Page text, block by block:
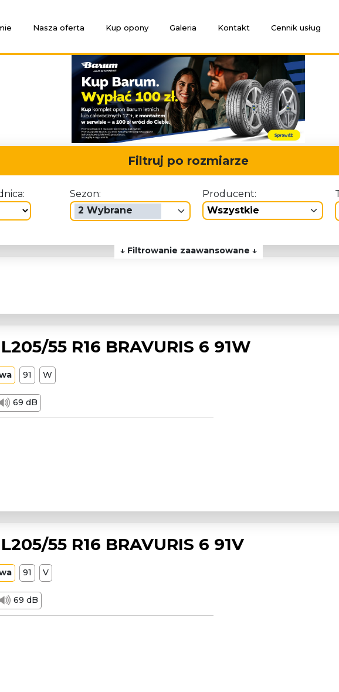
Nasza oferta Kup opony Galeria Kontakt Cennik usług
Filtruj po rozmiarze
Sezon:
2 Wybrane
Producent:
wszystkie
↓ Filtrowanie zaawansowane ↓
55 R16 BRAVURIS 6 91W
91 W
69 dB
55 R16 BRAVURIS 6 91V
91 V
69 dB